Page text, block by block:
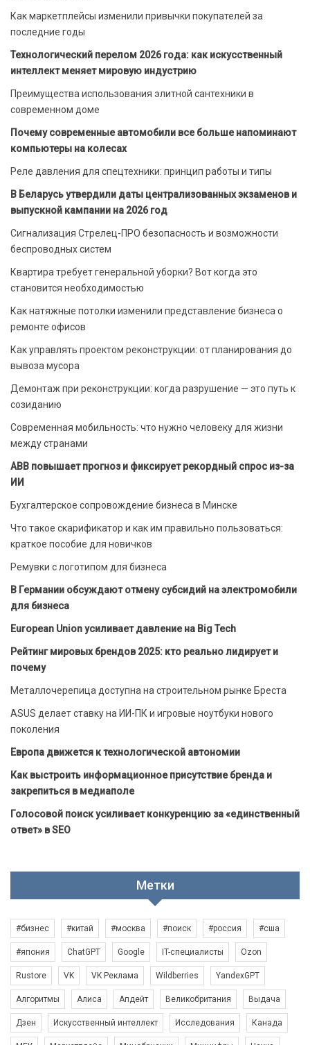
Как маркетплейсы изменили привычки покупателей за
последние годы
Технологический перелом 2026 года: как искусственный
интеллект меняет мировую индустрию
Преимущества использования элитной сантехники в
современном доме
Почему современные автомобили все больше напоминают
компьютеры на колесах
Реле давления для спецтехники: принцип работы и типы
В Беларусь утвердили даты централизованных экзаменов и
выпускной кампании на 2026 год
Сигнализация Стрелец-ПРО безопасность и возможности
беспроводных систем
Квартира требует генеральной уборки? Вот когда это
становится необходимостью
Как натяжные потолки изменили представление бизнеса о
ремонте офисов
Как управлять проектом реконструкции: от планирования до
вывоза мусора
Демонтаж при реконструкции: когда разрушение — это путь к
созиданию
Современная мобильность: что нужно человеку для жизни
между странами
ABB повышает прогноз и фиксирует рекордный спрос из-за
ИИ
Бухгалтерское сопровождение бизнеса в Минске
Что такое скарификатор и как им правильно пользоваться:
краткое пособие для новичков
Ремувки с логотипом для бизнеса
В Германии обсуждают отмену субсидий на электромобили
для бизнеса
European Union усиливает давление на Big Tech
Рейтинг мировых брендов 2025: кто реально лидирует и
почему
Металлочерепица доступна на строительном рынке Бреста
ASUS делает ставку на ИИ-ПК и игровые ноутбуки нового
поколения
Европа движется к технологической автономии
Как выстроить информационное присутствие бренда и
закрепиться в медиаполе
Голосовой поиск усиливает конкуренцию за «единственный
ответ» в SEO
Метки
#бизнес #китай #москва #поиск #россия #сша
#япония ChatGPT Google IT-специалисты Ozon
Rustore VK VK Реклама Wildberries YandexGPT
Алгоритмы Алиса Апдейт Великобритания Выдача
Дзен Искусственный интеллект Исследования Канада